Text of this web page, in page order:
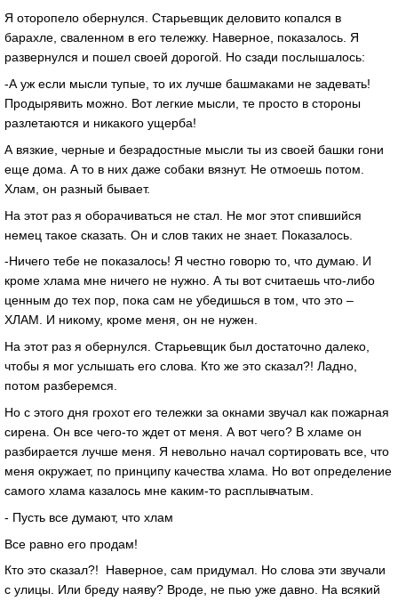
Я оторопело обернулся. Старьевщик деловито копался в
барахле, сваленном в его тележку. Наверное, показалось. Я
развернулся и пошел своей дорогой. Но сзади послышалось:
-А уж если мысли тупые, то их лучше башмаками не задевать!
Продырявить можно. Вот легкие мысли, те просто в стороны
разлетаются и никакого ущерба!
А вязкие, черные и безрадостные мысли ты из своей башки гони
еще дома. А то в них даже собаки вязнут. Не отмоешь потом.
Хлам, он разный бывает.
На этот раз я оборачиваться не стал. Не мог этот спившийся
немец такое сказать. Он и слов таких не знает. Показалось.
-Ничего тебе не показалось! Я честно говорю то, что думаю. И
кроме хлама мне ничего не нужно. А ты вот считаешь что-либо
ценным до тех пор, пока сам не убедишься в том, что это –
ХЛАМ. И никому, кроме меня, он не нужен.
На этот раз я обернулся. Старьевщик был достаточно далеко,
чтобы я мог услышать его слова. Кто же это сказал?! Ладно,
потом разберемся.
Но с этого дня грохот его тележки за окнами звучал как пожарная
сирена. Он все чего-то ждет от меня. А вот чего? В хламе он
разбирается лучше меня. Я невольно начал сортировать все, что
меня окружает, по принципу качества хлама. Но вот определение
самого хлама казалось мне каким-то расплывчатым.
- Пусть все думают, что хлам
Все равно его продам!
Кто это сказал?! Наверное, сам придумал. Но слова эти звучали
с улицы. Или бреду наяву? Вроде, не пью уже давно. На всякий